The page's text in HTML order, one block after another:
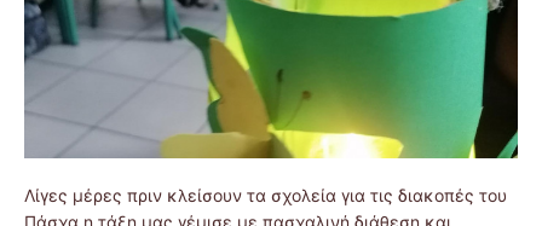
Λίγες μέρες πριν κλείσουν τα σχολεία για τις διακοπές του